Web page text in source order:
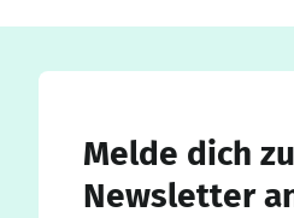
Melde dich
Newsletter